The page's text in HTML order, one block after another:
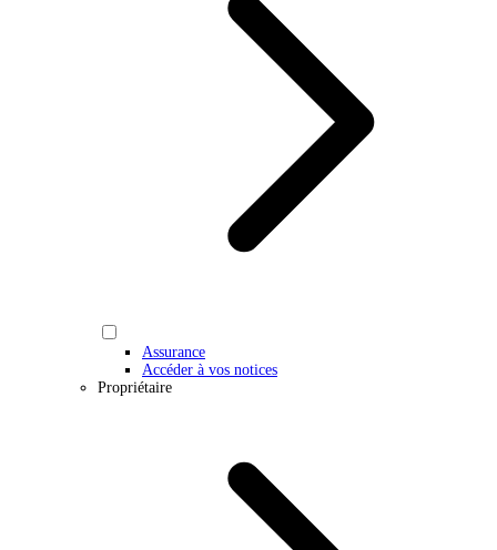
Assurance
Accéder à vos notices
Propriétaire